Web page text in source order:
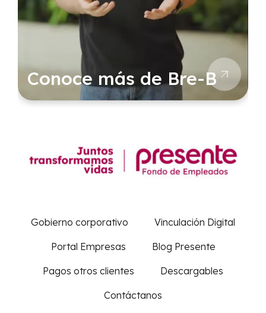
Conoce más de Bre-B
Gobierno corporativo Vinculación Digital
Portal Empresas Blog Presente
Pagos otros clientes Descargables
Contáctanos